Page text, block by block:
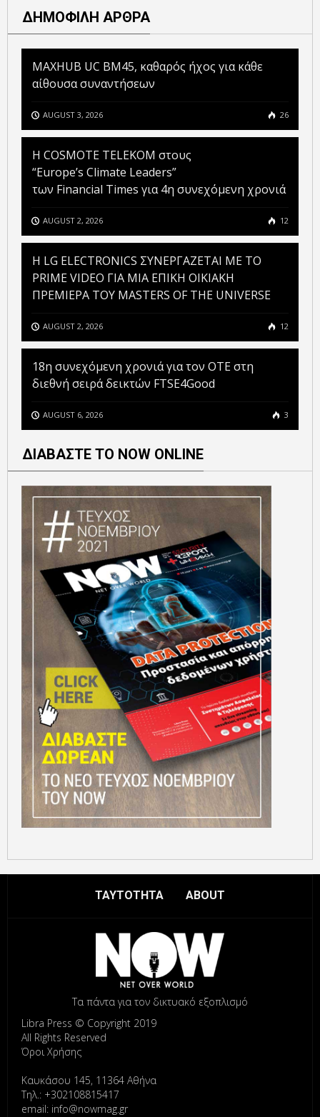
ΔΗΜΟΦΙΛΗ ΑΡΘΡΑ
MAXHUB UC BM45, καθαρός ήχος για κάθε
αίθουσα συναντήσεων
AUGUST 3, 2026 26
Η COSMOTE TELEKOM στους
“Europe’s Climate Leaders”
των Financial Times για 4η συνεχόμενη χρονιά
AUGUST 2, 2026 12
H LG ELECTRONICS ΣΥΝΕΡΓΑΖΕΤΑΙ ΜΕ ΤΟ
PRIME VIDEO ΓΙΑ ΜΙΑ ΕΠΙΚΗ ΟΙΚΙΑΚΗ
ΠΡΕΜΙΕΡΑ ΤΟΥ MASTERS OF THE UNIVERSE
AUGUST 2, 2026 12
18η συνεχόμενη χρονιά για τον ΟΤΕ στη
διεθνή σειρά δεικτών FTSE4Good
AUGUST 6, 2026 3
ΔΙΑΒΑΣΤΕ ΤΟ NOW ONLINE
ΤΑΥΤΟΤΗΤΑ ABOUT
Τα πάντα για τον δικτυακό εξοπλισμό
Libra Press © Copyright 2019
All Rights Reserved
Όροι Χρήσης
Καυκάσου 145, 11364 Αθήνα
Τηλ.: +302108815417
email: info@nowmag.gr